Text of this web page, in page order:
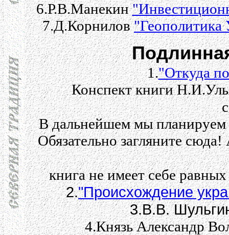
6.Р.В.Манекин
7.Д.Корнилов"Геополитика
1."Откуда
Конспект книги
В дальнейшем мы планируем
Обязательно загляните
книга не имеет себе
2."Происхождение
3.В.В.
4.Князь Александр